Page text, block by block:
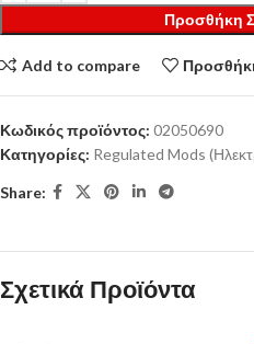
Προσθήκη
Add to compare
Κωδικός προϊόντος: 02050690
Κατηγορίες: Regulated Mods
Share:
Σχετικά Προϊόντα